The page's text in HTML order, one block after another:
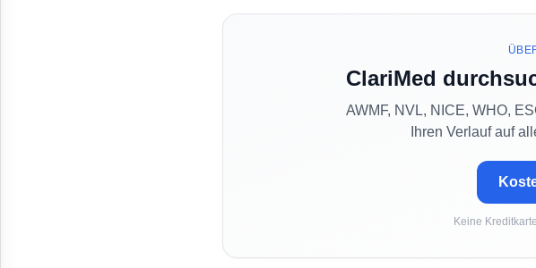
ClariMed
AWMF, NVL, NICE, WHO,
Ihren Verlauf auf
Keine